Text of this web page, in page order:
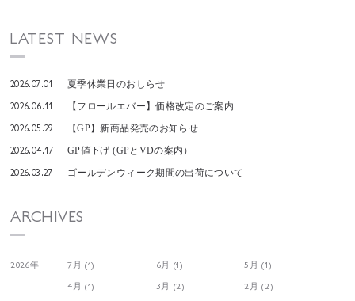
LATEST NEWS
2026.07.01 夏季休業日のおしらせ
2026.06.11 【フロールエバー】価格改定のご案内
2026.05.29 【GP】新商品発売のお知らせ
2026.04.17 GP値下げ (GPとVDの案内）
2026.03.27 ゴールデンウィーク期間の出荷について
ARCHIVES
2026年 7月 (1) 6月 (1)
5月 (1)
4月 (1)
3月 (2)
2月 (2)